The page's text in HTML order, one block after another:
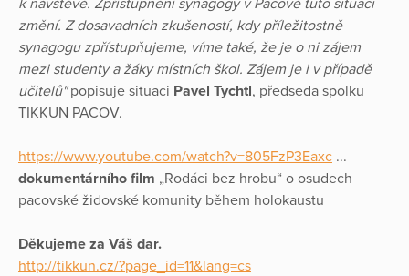
změní. Z dosavadních zkušeností, kdy příležitostně
synagogu zpřístupňujeme, víme také, že je o ni zájem
mezi studenty a žáky místních škol. Zájem je i v případě
učitelů"popisuje situaci Pavel Tychtl, předseda spolku
TIKKUN PACOV.
https://www.youtube.com/watch?v=805FzP3Eaxc ...
dokumentárního film „Rodáci bez hrobu“ o osudech
pacovské židovské komunity během holokaustu
Děkujeme za Váš dar.
http://tikkun.cz/?page_id=11&lang=cs